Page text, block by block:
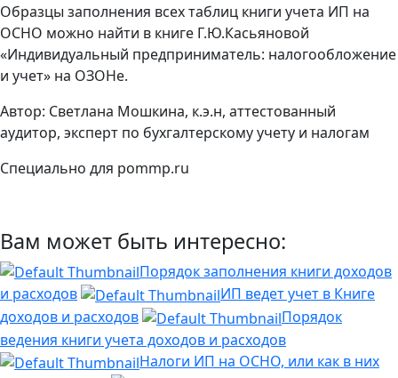
Образцы заполнения всех таблиц книги учета ИП на
ОСНО можно найти в книге Г.Ю.Касьяновой
«Индивидуальный предприниматель: налогообложение
и учет» на ОЗОНе.
Автор: Светлана Мошкина, к.э.н, аттестованный
аудитор, эксперт по бухгалтерскому учету и налогам
Специально для pommp.ru
Вам может быть интересно:
Порядок заполнения книги доходов
и расходов
ИП ведет учет в Книге
доходов и расходов
Порядок
ведения книги учета доходов и расходов
Налоги ИП на ОСНО, или как в них